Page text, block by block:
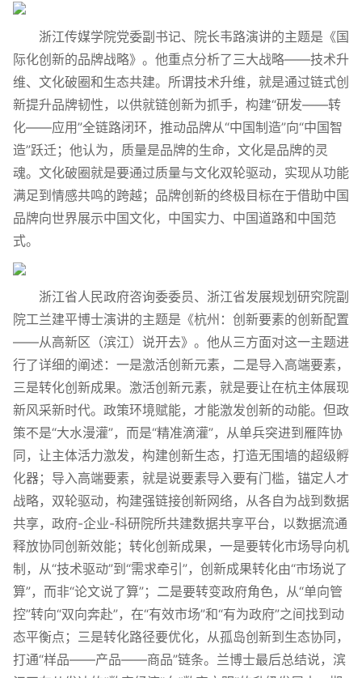
浙江传媒学院党委副书记、院长韦路演讲的主题是《国
际化创新的品牌战略》。他重点分析了三大战略——技术升
维、文化破圈和生态共建。所谓技术升维，就是通过链式创
新提升品牌韧性，以供就链创新为抓手，构建“研发——转
化——应用”全链路闭环，推动品牌从“中国制造”向“中国智
造”跃迁；他认为，质量是品牌的生命，文化是品牌的灵
魂。文化破圈就是要通过质量与文化双轮驱动，实现从功能
满足到情感共鸣的跨越；品牌创新的终极目标在于借助中国
品牌向世界展示中国文化，中国实力、中国道路和中国范
式。
浙江省人民政府咨询委委员、浙江省发展规划研究院副
院工兰建平博士演讲的主题是《杭州：创新要素的创新配置
——从高新区（滨江）说开去》。他从三方面对这一主题进
行了详细的阐述：一是激活创新元素，二是导入高端要素，
三是转化创新成果。激活创新元素，就是要让在杭主体展现
新风采新时代。政策环境赋能，才能激发创新的动能。但政
策不是“大水漫灌”，而是“精准滴灌”，从单兵突进到雁阵协
同，让主体活力激发，构建创新生态，打造无围墙的超级孵
化器；导入高端要素，就是说要素导入要有门槛，锚定人才
战略，双轮驱动，构建强链接创新网络，从各自为战到数据
共享，政府-企业-科研院所共建数据共享平台，以数据流通
释放协同创新效能；转化创新成果，一是要转化市场导向机
制，从“技术驱动”到“需求牵引”，创新成果转化由“市场说了
算”，而非“论文说了算”；二是要转变政府角色，从“单向管
控”转向“双向奔赴”，在“有效市场”和“有为政府”之间找到动
态平衡点；三是转化路径要优化，从孤岛创新到生态协同，
打通“样品——产品——商品”链条。兰博士最后总结说，滨